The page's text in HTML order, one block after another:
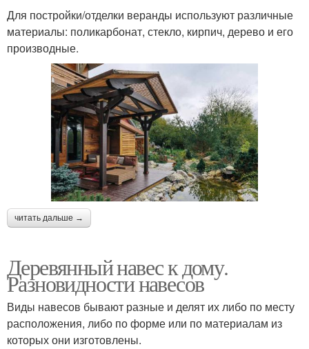
Для постройки/отделки веранды используют различные
материалы: поликарбонат, стекло, кирпич, дерево и его
производные.
читать дальше →
Деревянный навес к дому.
Разновидности навесов
Виды навесов бывают разные и делят их либо по месту
расположения, либо по форме или по материалам из
которых они изготовлены.